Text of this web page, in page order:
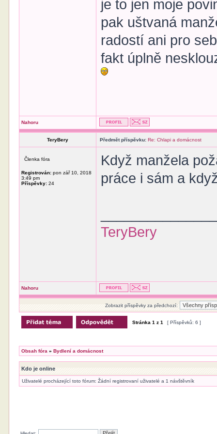
je to jen moje
pak uštvaná
radostí ani pro
fakt úplně
Nahoru
TeryBery Předmět příspěvku: Re: Chlapi a domácnost
Členka fóra
Registrován: pon zář 10, 2018
3:49 pm
Příspěvky: 24
Když manžela
práce i sám a
TeryBery
Nahoru
Zobrazit příspěvky za předchozí:
Stránka1 z1 [ Příspěvků: 6 ]
Obsah fóra »Bydlení a domácnost
Kdo je online
Uživatelé procházející toto fórum: Žádní registrovaní uživatelé a 1 návštěvník